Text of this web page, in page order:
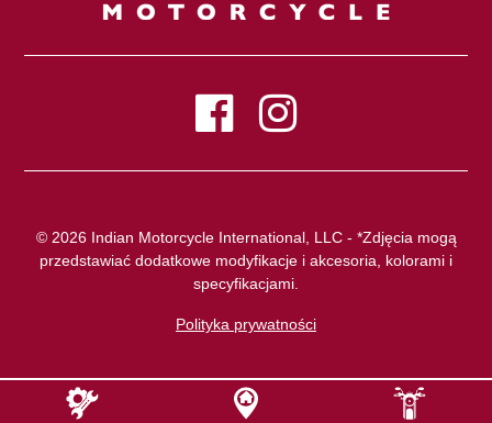
© 2026 Indian Motorcycle International, LLC - *Zdjęcia mogą
przedstawiać dodatkowe modyfikacje i akcesoria, kolorami i
specyfikacjami.
Polityka prywatności